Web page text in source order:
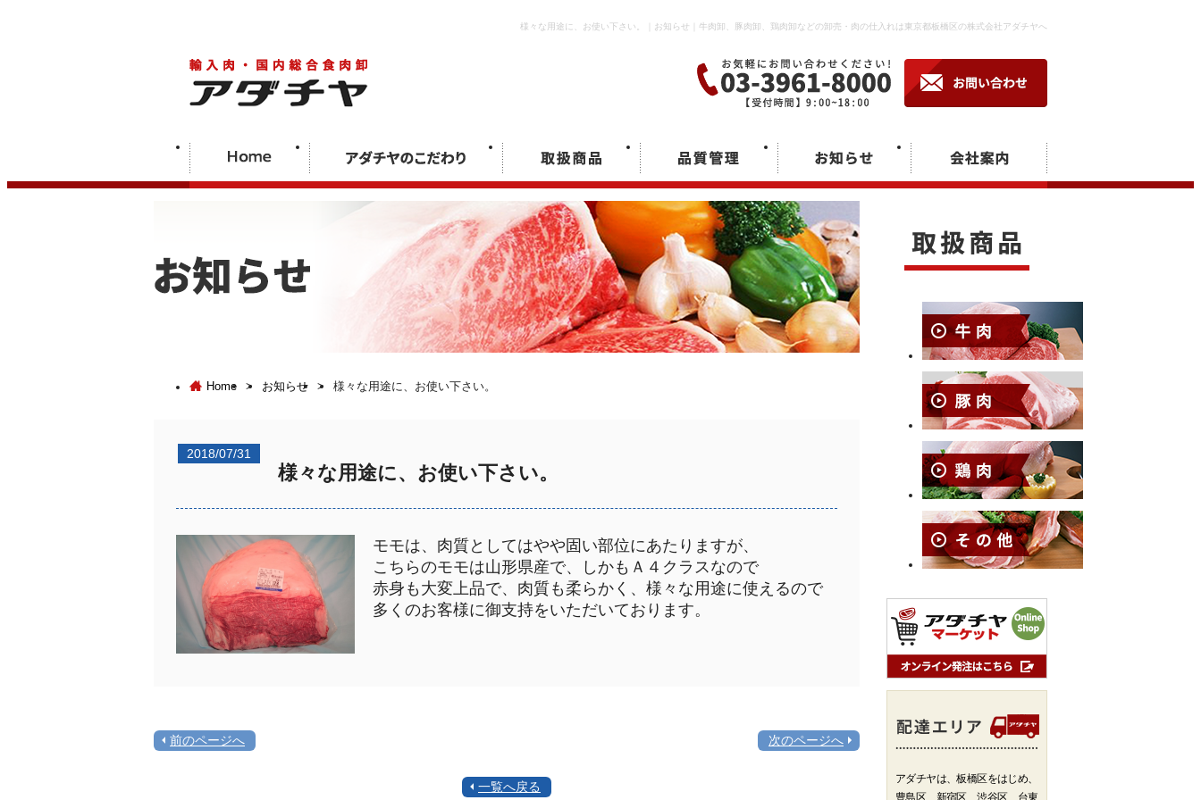
様々な用途に、お使い下さい。｜お知らせ｜牛肉卸、豚肉卸、鶏肉卸などの卸売・肉の仕入れは東京都板橋区の株式会社アダチヤへ
Home > お知らせ > 様々な用途に、お使い下さい。
2018/07/31
様々な用途に、お使い下さい。
モモは、肉質としてはやや固い部位にあたりますが、
こちらのモモは山形県産で、しかもＡ４クラスなので
赤身も大変上品で、肉質も柔らかく、様々な用途に使えるので
多くのお客様に御支持をいただいております。
前のページへ 次のページへ
一覧へ戻る
アダチヤは、板橋区をはじめ、
豊島区、新宿区、渋谷区、台東